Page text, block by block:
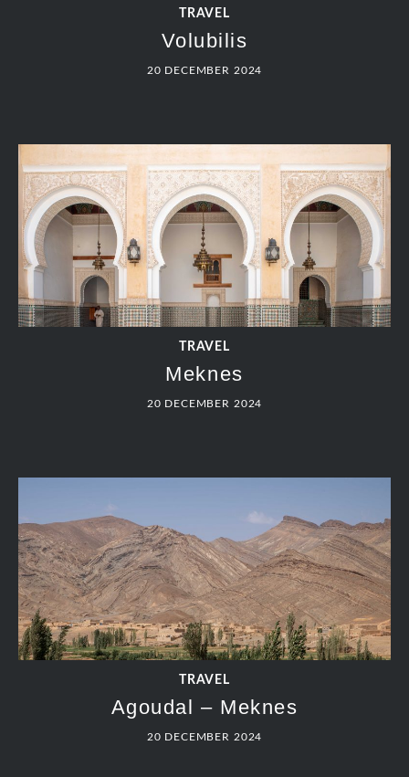
TRAVEL
Volubilis
20 DECEMBER 2024
TRAVEL
Meknes
20 DECEMBER 2024
TRAVEL
Agoudal – Meknes
20 DECEMBER 2024